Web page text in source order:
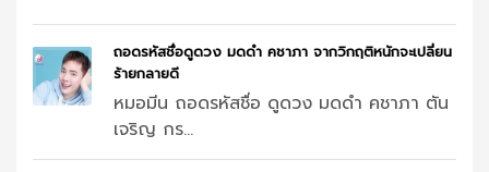
ถอดรหัสชื่อดูดวง มดดำ คชาภา จากวิกฤติหนักจะเปลี่ยน
ร้ายกลายดี
หมอมีน ถอดรหัสชื่อ ดูดวง มดดำ คชาภา ตัน
เจริญ กร...